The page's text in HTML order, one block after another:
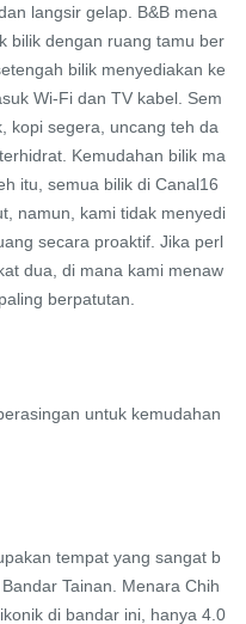
langsir gelap. B&B mena
bilik dengan ruang tamu ber
bilik menyediakan ke
Wi-Fi dan TV kabel. Sem
kopi segera, uncang teh da
Kemudahan bilik ma
itu, semua bilik di Canal16
namun, kami tidak menyedi
secara proaktif. Jika perl
dua, di mana kami menaw
berpatutan.
untuk kemudahan
tempat yang sangat b
Tainan. Menara Chih
di bandar ini, hanya 4.0